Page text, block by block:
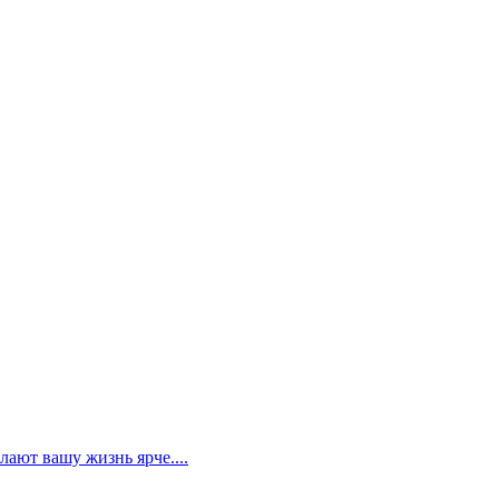
вашу жизнь ярче....